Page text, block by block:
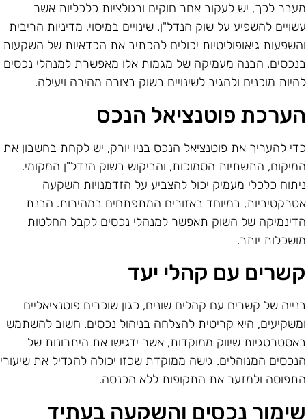
לכך, יש לעקוב אחר חוקים ורגולציות כלכליות אשר
להשפיע על שוק הנדל"ן. שינויים במיסוי, מדיניות הריבית
גיאופוליטיות יכולים להכתיב את הכדאיות של השקעות
הבנה מעמיקה של מגמות אלו מאפשרת למנהלי נכסים
מוכנים ולהגיב לשינויים בשוק בצורה מהירה ויעילה.
פוטנציאל הנכס
להעריך את פוטנציאל הנכס בניו יורק, יש לקחת בחשבון את
התשתיות הסמוכות, והביקוש בשוק הנדל"ן המקומי.
כלכלי מעמיק יכול להצביע על הזדמנויות השקעה
במיוחד באזורים המתפתחים במהירות. הבנת
של השוק תאפשר למנהלי נכסים לקבל החלטות
יותר.
עם קהלי יעד
של קשרים עם קהלים שונים, כגון שוכרים פוטנציאליים
היא קריטית להצלחה בניהול נכסים. חשוב להשתמש
שיווק ממוקדות, אשר ידגישו את היתרונות של
המנוהלים. גישה ממוקדת שכזו יכולה להגדיל את שיעורי
ולמזער את התקופות ללא הכנסה.
נכסים והשקעה בעתיד